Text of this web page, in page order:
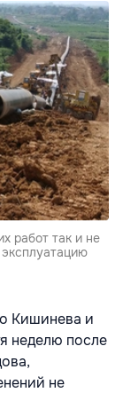
работ так и не
Кишинева и
неделю после
не